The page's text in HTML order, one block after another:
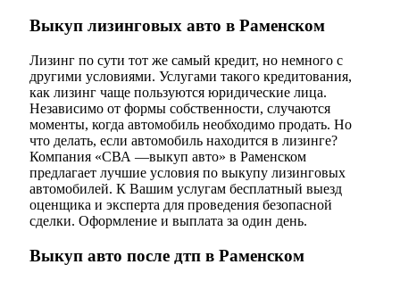
Выкуп лизинговых авто в Раменском
Лизинг по сути тот же самый кредит, но немного с
другими условиями. Услугами такого кредитования,
как лизинг чаще пользуются юридические лица.
Независимо от формы собственности, случаются
моменты, когда автомобиль необходимо продать. Но
что делать, если автомобиль находится в лизинге?
Компания «СВА —выкуп авто» в Раменском
предлагает лучшие условия по выкупу лизинговых
автомобилей. К Вашим услугам бесплатный выезд
оценщика и эксперта для проведения безопасной
сделки. Оформление и выплата за один день.
Выкуп авто после дтп в Раменском